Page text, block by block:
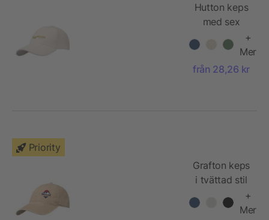
Hutton keps
med sex
återvunnen
manchester
+
Mer
från 28,26 kr
Priority
Grafton keps
i tvättad stil
paneler
+
Mer